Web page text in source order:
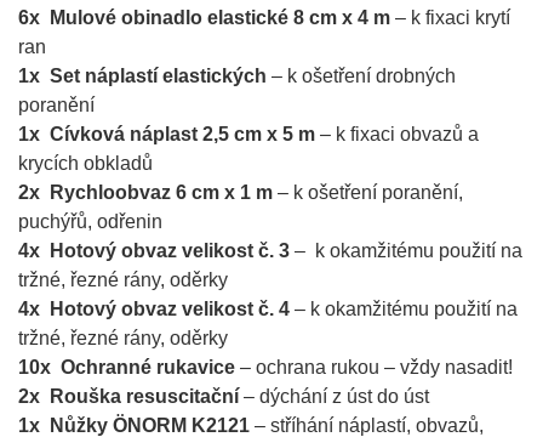
6x Mulové obinadlo elastické 8 cm x 4 m – k fixaci krytí
ran
1x Set náplastí elastických – k ošetření drobných
poranění
1x Cívková náplast 2,5 cm x 5 m – k fixaci obvazů a
krycích obkladů
2x Rychloobvaz 6 cm x 1 m – k ošetření poranění,
puchýřů, odřenin
4x Hotový obvaz velikost č. 3 – k okamžitému použití na
tržné, řezné rány, oděrky
4x Hotový obvaz velikost č. 4 – k okamžitému použití na
tržné, řezné rány, oděrky
10x Ochranné rukavice – ochrana rukou – vždy nasadit!
2x Rouška resuscitační – dýchání z úst do úst
1x Nůžky ÖNORM K2121 – stříhání náplastí, obvazů,